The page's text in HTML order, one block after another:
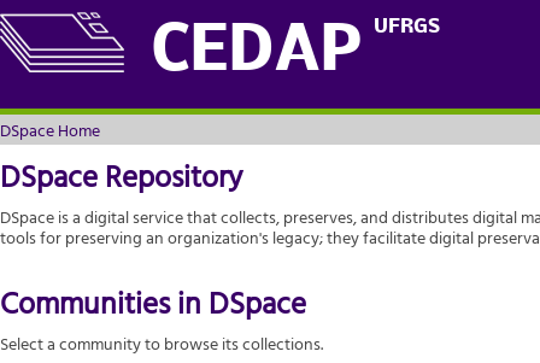
CEDAP UFRGS
DSpace Home
DSpace Home
DSpace Repository
DSpace is a digital service that collects, preserves, and distributes digital
tools for preserving an organization's legacy; they facilitate digital
Communities in DSpace
Select a community to browse its collections.